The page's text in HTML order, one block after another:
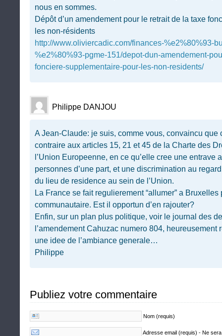
nous en sommes.
Dépôt d’un amendement pour le retrait de la taxe
les non-résidents
http://www.oliviercadic.com/finances-%e2%80%93-
%e2%80%93-pgme-151/depot-dun-amendement-
fonciere-supplementaire-pour-les-non-residents/
Philippe DANJOU
A Jean-Claude: je suis, comme vous, convaincu que
contraire aux articles 15, 21 et 45 de la Charte des
l’Union Europeenne, en ce qu’elle cree une entrave
personnes d’une part, et une discrimination au
du lieu de residence au sein de l’Union.
La France se fait regulierement “allumer” a
communautaire. Est il opportun d’en rajouter?
Enfin, sur un plan plus politique, voir le journal des
l’amendement Cahuzac numero 804, heureusement
une idee de l’ambiance generale…
Philippe
Publiez votre commentaire
Nom (requis)
Adresse email (requis) - Ne